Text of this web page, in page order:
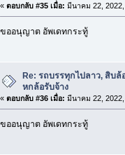
« ตอบกลับ #35 เมื่อ: มีนาคม 22,
ขออนุญาต อัพเดทกระทู้
Re: รถบรรทุกไปลาว, สิบล้
หกล้อรับจ้าง
« ตอบกลับ #36 เมื่อ: มีนาคม 22,
ขออนุญาต อัพเดทกระทู้